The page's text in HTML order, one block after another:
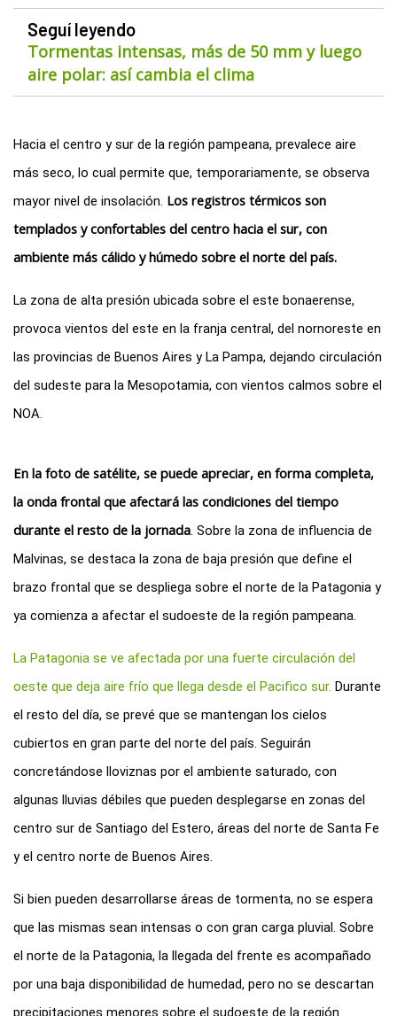
Seguí leyendo
Tormentas intensas, más de 50 mm y luego
aire polar: así cambia el clima
Hacia el centro y sur de la región pampeana, prevalece aire
más seco, lo cual permite que, temporariamente, se observa
mayor nivel de insolación. Los registros térmicos son
templados y confortables del centro hacia el sur, con
ambiente más cálido y húmedo sobre el norte del país.
La zona de alta presión ubicada sobre el este bonaerense,
provoca vientos del este en la franja central, del nornoreste en
las provincias de Buenos Aires y La Pampa, dejando circulación
del sudeste para la Mesopotamia, con vientos calmos sobre el
NOA.
En la foto de satélite, se puede apreciar, en forma completa,
la onda frontal que afectará las condiciones del tiempo
durante el resto de la jornada. Sobre la zona de influencia de
Malvinas, se destaca la zona de baja presión que define el
brazo frontal que se despliega sobre el norte de la Patagonia y
ya comienza a afectar el sudoeste de la región pampeana.
La Patagonia se ve afectada por una fuerte circulación del
oeste que deja aire frío que llega desde el Pacifico sur. Durante
el resto del día, se prevé que se mantengan los cielos
cubiertos en gran parte del norte del país. Seguirán
concretándose lloviznas por el ambiente saturado, con
algunas lluvias débiles que pueden desplegarse en zonas del
centro sur de Santiago del Estero, áreas del norte de Santa Fe
y el centro norte de Buenos Aires.
Si bien pueden desarrollarse áreas de tormenta, no se espera
que las mismas sean intensas o con gran carga pluvial. Sobre
el norte de la Patagonia, la llegada del frente es acompañado
por una baja disponibilidad de humedad, pero no se descartan
precipitaciones menores sobre el sudoeste de la región